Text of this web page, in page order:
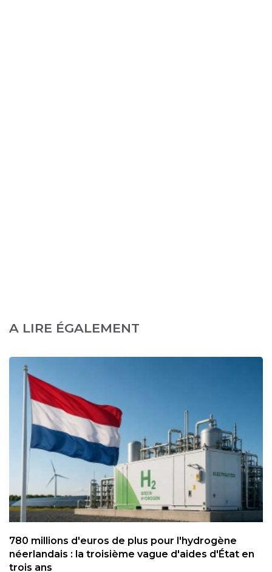
A LIRE ÉGALEMENT
780 millions d'euros de plus pour l'hydrogène
néerlandais : la troisième vague d'aides d'État en
trois ans